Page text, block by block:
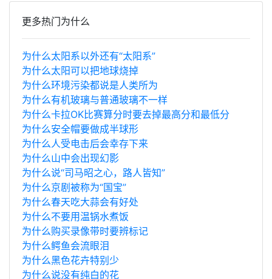
更多热门为什么
为什么太阳系以外还有“太阳系”
为什么太阳可以把地球烧掉
为什么环境污染都说是人类所为
为什么有机玻璃与普通玻璃不一样
为什么卡拉OK比赛算分时要去掉最高分和最低分
为什么安全帽要做成半球形
为什么人受电击后会幸存下来
为什么山中会出现幻影
为什么说“司马昭之心，路人皆知”
为什么京剧被称为“国宝”
为什么春天吃大蒜会有好处
为什么不要用温锅水煮饭
为什么购买录像带时要辨标记
为什么鳄鱼会流眼泪
为什么黑色花卉特别少
为什么说没有纯白的花